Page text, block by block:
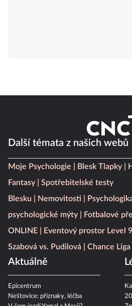
Další témata z našich webů
Moje Psychologie Blesk Tlapky
Fantasy
Spotřebitelské testy
Blesku
Nemovitosti
psychologické mýty
Fotbalové
ONLINE
Eventový prostor Level 9
Szabová vs. Pudilová
Chance
Aktuálně
Epicentrum
Neštovice: příznaky, léčba